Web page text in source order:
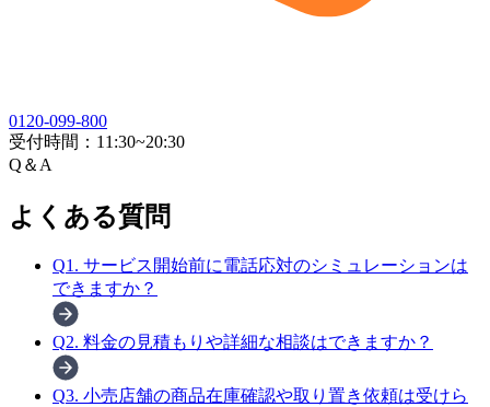
0120-099-800
受付時間： 11:30~20:30
Q＆A
よくある質問
Q1. サービス開始前に電話応対のシミュレーションは
できますか？
Q2. 料金の見積もりや詳細な相談はできますか？
Q3. 小売店舗の商品在庫確認や取り置き依頼は受けら